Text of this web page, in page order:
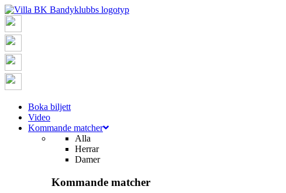
Boka biljett
Video
Kommande matcher
Alla
Herrar
Damer
Kommande matcher